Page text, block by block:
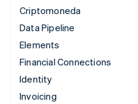
Criptomoneda
Data Pipeline
Elements
Financial Connections
Identity
Invoicing